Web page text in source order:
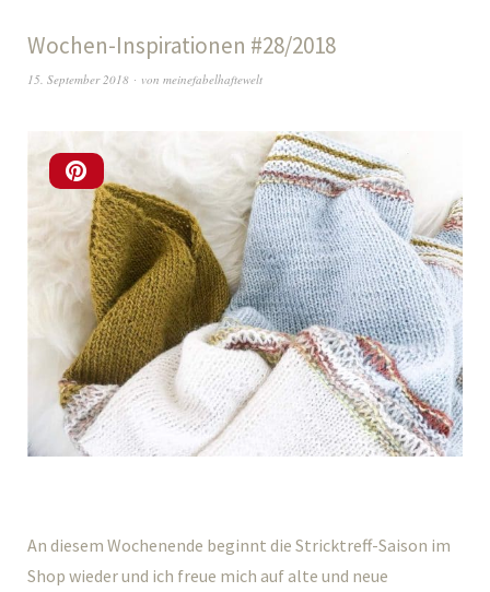
Wochen-Inspirationen #28/2018
15. September 2018 von meinefabelhaftewelt
An diesem Wochenende beginnt die Stricktreff-Saison im
Shop wieder und ich freue mich auf alte und neue